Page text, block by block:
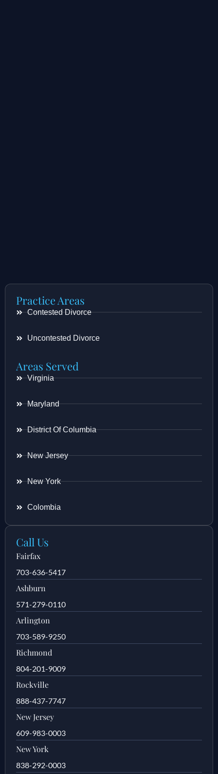
Practice Areas
Contested Divorce
Uncontested Divorce
Areas Served
Virginia
Maryland
District Of Columbia
New Jersey
New York
Colombia
Call Us
Fairfax
703-636-5417
Ashburn
571-279-0110
Arlington
703-589-9250
Richmond
804-201-9009
Rockville
888-437-7747
New Jersey
609-983-0003
New York
838-292-0003